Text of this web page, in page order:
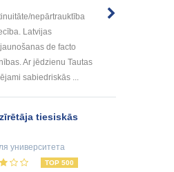
nepārtrauktība
Latvijas
de facto
Ar jēdzienu Tautas
sabiedriskās ...
tiesiskās
университета
TOP 500